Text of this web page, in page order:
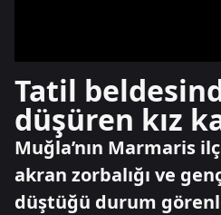
Tatil
düşüren kız
Muğla’nın Marmaris
akran zorbalığı ve
düştüğü durum